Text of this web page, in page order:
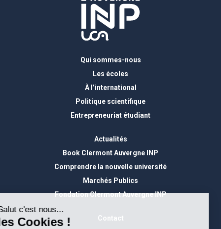
Qui sommes-nous
Les écoles
À l’international
Politique scientifique
Entrepreneuriat étudiant
Actualités
Book Clermont Auvergne INP
Comprendre la nouvelle université
Marchés Publics
Fondation Clermont Auvergne INP
Contact